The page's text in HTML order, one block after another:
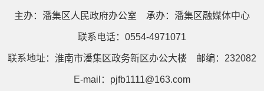
主办：潘集区人民政府办公室 承办：潘集区融媒体中心
联系电话：0554-4971071
联系地址：淮南市潘集区政务新区办公大楼 邮编：232082
E-mail：pjfb1111@163.com